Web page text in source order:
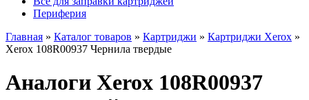
Периферия
Главная » Каталог товаров » Картриджи » Картриджи Xerox »
Xerox 108R00937 Чернила твердые
Аналоги Xerox 108R00937